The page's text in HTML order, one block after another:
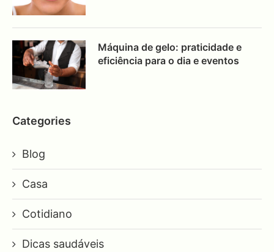
Máquina de gelo: praticidade e
eficiência para o dia e eventos
Categories
Blog
Casa
Cotidiano
Dicas saudáveis